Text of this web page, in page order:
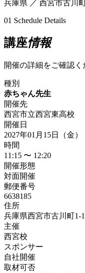
兵庫県 ／ 西宮市古川
01 Schedule Details
講座情報
開催の詳細をご確認く
種別
赤ちゃん先生
開催先
西宮市立西宮東高校
開催日
2027年01月15日（金）
時間
11:15 〜 12:20
開催形態
対面開催
郵便番号
6638185
住所
兵庫県西宮市古川町1-
主催
西宮校
スポンサー
自社開催
取材可否